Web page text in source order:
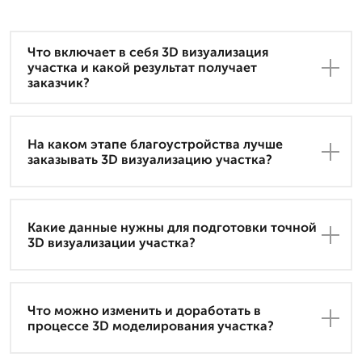
Что включает в себя 3D визуализация
участка и какой результат получает
заказчик?
На каком этапе благоустройства лучше
заказывать 3D визуализацию участка?
Какие данные нужны для подготовки точной
3D визуализации участка?
Что можно изменить и доработать в
процессе 3D моделирования участка?